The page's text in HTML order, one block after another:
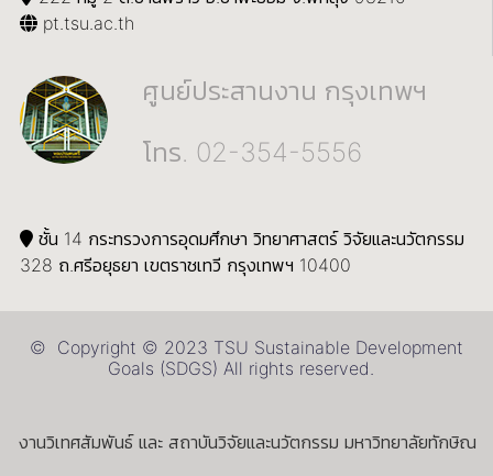
pt.tsu.ac.th
ศูนย์ประสานงาน กรุงเทพฯ
โทร. 02-354-5556
ชั้น 14 กระทรวงการอุดมศึกษา วิทยาศาสตร์ วิจัยและนวัตกรรม
328 ถ.ศรีอยุธยา เขตราชเทวี กรุงเทพฯ 10400
© Copyright © 2023 TSU Sustainable Development
Goals (SDGS) All rights reserved.
งานวิเทศสัมพันธ์ และ สถาบันวิจัยและนวัตกรรม มหาวิทยาลัยทักษิณ